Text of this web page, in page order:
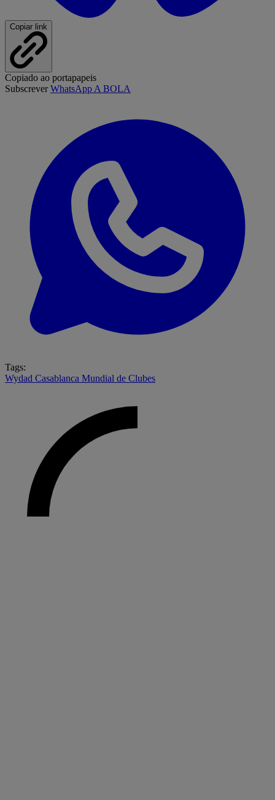
Copiar link
Copiado ao portapapeis
SubscreverWhatsApp A BOLA
Tags:
Wydad Casablanca Mundial de Clubes